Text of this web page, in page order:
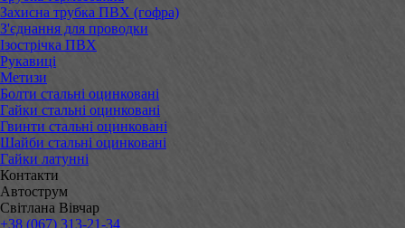
Захисна трубка ПВХ (гофра)
З'єднання для проводки
Ізострічка ПВХ
Рукавиці
Метизи
Болти стальні оцинковані
Гайки стальні оцинковані
Гвинти стальні оцинковані
Шайби стальні оцинковані
Гайки латунні
Контакти
Автострум
Світлана Вівчар
+38 (067) 313-21-34